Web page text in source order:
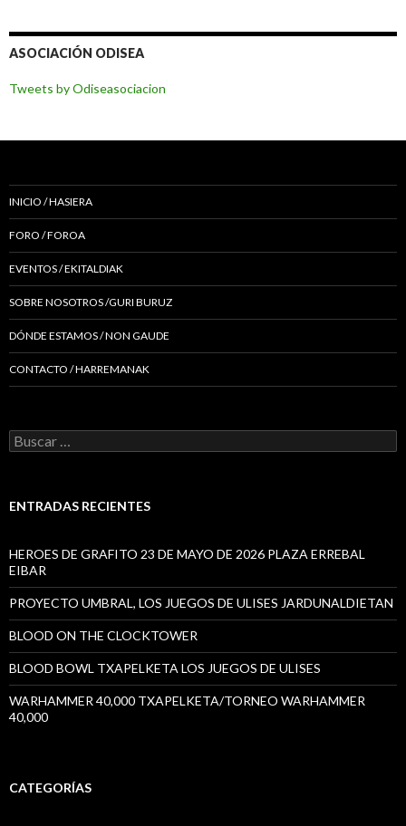
ASOCIACIÓN ODISEA
Tweets by Odiseasociacion
INICIO / HASIERA
FORO / FOROA
EVENTOS / EKITALDIAK
SOBRE NOSOTROS /GURI BURUZ
DÓNDE ESTAMOS / NON GAUDE
CONTACTO / HARREMANAK
Buscar:
ENTRADAS RECIENTES
HEROES DE GRAFITO 23 DE MAYO DE 2026 PLAZA ERREBAL
EIBAR
PROYECTO UMBRAL, LOS JUEGOS DE ULISES JARDUNALDIETAN
BLOOD ON THE CLOCKTOWER
BLOOD BOWL TXAPELKETA LOS JUEGOS DE ULISES
WARHAMMER 40,000 TXAPELKETA/TORNEO WARHAMMER
40,000
CATEGORÍAS